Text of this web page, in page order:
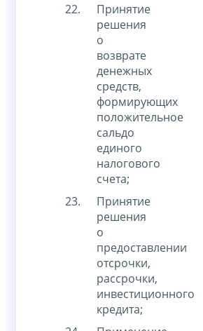
Принятие
решения
о
возврате
денежных
средств,
формирующих
положительное
сальдо
единого
налогового
счета;
Принятие
решения
о
предоставлении
отсрочки,
рассрочки,
инвестиционного
кредита;